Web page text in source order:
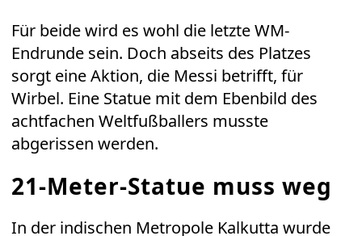
Für beide wird es wohl die letzte WM-
Endrunde sein. Doch abseits des Platzes
sorgt eine Aktion, die Messi betrifft, für
Wirbel. Eine Statue mit dem Ebenbild des
achtfachen Weltfußballers musste
abgerissen werden.
21-Meter-Statue muss weg
In der indischen Metropole Kalkutta wurde